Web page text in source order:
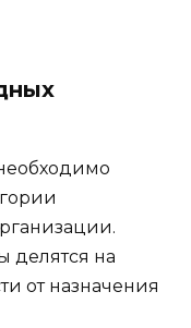
делятся на
от назначения